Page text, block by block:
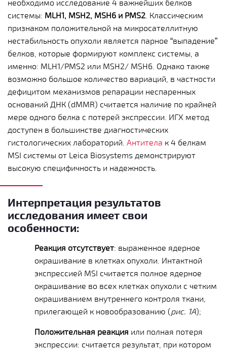
необходимо исследование 4 важнейших белков
системы: MLH1, MSH2, MSH6 и PMS2 . Классическим
признаком положительной на микросателлитную
нестабильность опухоли является парное “выпадение”
белков, которые формируют комплекс системы, а
именно: MLH1/PMS2 или MSH2/ MSH6. Однако также
возможно большое количество вариаций, в частности
дефицитом механизмов репарации неспаренных
оснований ДНК (dMMR) считается наличие по крайней
мере одного белка с потерей экспрессии. ИГХ метод
доступен в большинстве диагностических
гистологических лабораторий. Антитела к 4 белкам
MSI системы от Leica Biosystems демонстрируют
высокую специфичность и надежность.
Интерпретация результатов
исследования имеет свои
особенности:
Реакция отсутствует: выраженное ядерное
окрашивание в клетках опухоли. Интактной
экспрессией MSI считается полное ядерное
окрашивание во всех клетках опухоли с четким
окрашиванием внутреннего контроля ткани,
прилегающей к новообразованию (рис. 1А);
Положительная реакция или полная потеря
экспрессии: считается результат, при котором